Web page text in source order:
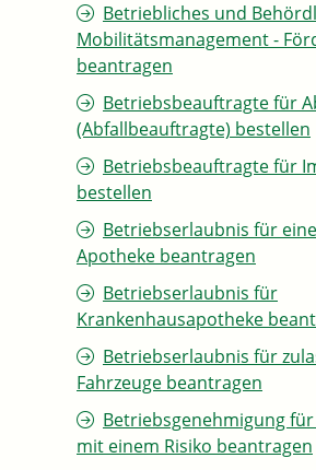
Betriebliches und
Mobilitätsmanagement -
beantragen
Betriebsbeauftragte für
(Abfallbeauftragte) bestellen
Betriebsbeauftragte für
bestellen
Betriebserlaubnis für
Apotheke beantragen
Betriebserlaubnis für
Krankenhausapotheke
Betriebserlaubnis für
Fahrzeuge beantragen
Betriebsgenehmigung
mit einem Risiko beantragen